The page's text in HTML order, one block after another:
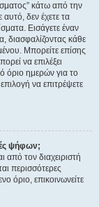
κάτω από την
δεν έχετε τα
Εισάγετε έναν
διασφαλίζοντας κάθε
Μπορείτε επίσης
να επιλέξει
όριο ημερών για το
να επιτρέψετε
ψήφων;
από τον διαχειριστή
περισσότερες
όριο, επικοινωνείτε